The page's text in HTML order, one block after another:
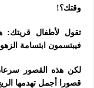
وقتك؟!
تقول لأطفال قريتك:
فيبتسمون ابتسامة
لكن هذه القصور سرعان
قصورا أجمل تهدمها